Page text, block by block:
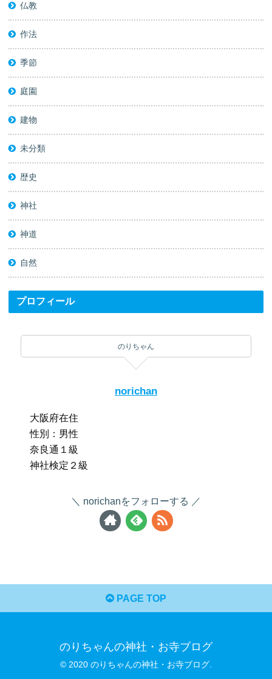
仏教
作法
季節
庭園
建物
未分類
歴史
神社
神道
自然
プロフィール
のりちゃん
norichan
大阪府在住
性別：男性
奈良通１級
神社検定２級
norichanをフォローする
PAGE TOP
のりちゃんの神社・お寺ブログ
© 2020 のりちゃんの神社・お寺ブログ.